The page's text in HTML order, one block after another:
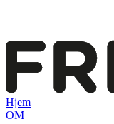
Hjem
OM